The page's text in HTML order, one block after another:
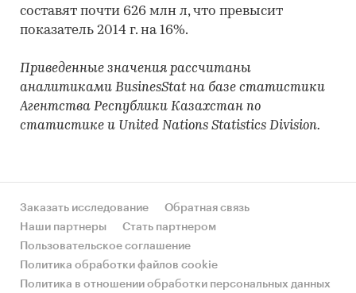
составят почти 626 млн л, что превысит
показатель 2014 г. на 16%.
Приведенные значения рассчитаны
аналитиками BusinesStat на базе статистики
Агентства Республики Казахстан по
статистике и United Nations Statistics Division.
Заказать исследование
Обратная связь
Наши партнеры
Стать партнером
Пользовательское соглашение
Политика обработки файлов cookie
Политика в отношении обработки персональных данных